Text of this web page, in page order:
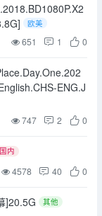
欧美
651 1 0
ENG.J
747 2 0
国内
4578 40 0
]20.5G
其他